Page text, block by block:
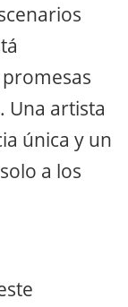
Una artista
única y un
a los